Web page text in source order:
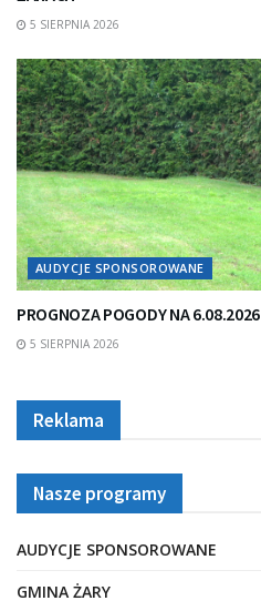
5 SIERPNIA 2026
AUDYCJE SPONSOROWANE
PROGNOZA POGODY NA 6.08.2026
5 SIERPNIA 2026
Reklama
Nasze programy
AUDYCJE SPONSOROWANE
GMINA ŻARY